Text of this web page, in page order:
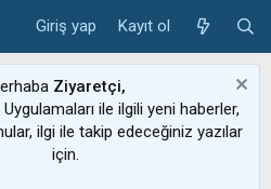
Giriş yap Kayıt ol
Ziyaretçi,
Uygulamaları ile ilgili yeni haberler,
ilgi ile takip edeceğiniz yazılar
için.